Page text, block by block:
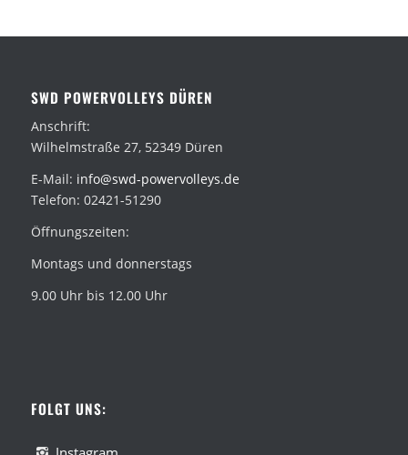
SWD POWERVOLLEYS DÜREN
Anschrift:
Wilhelmstraße 27, 52349 Düren
E-Mail: info@swd-powervolleys.de
Telefon: 02421-51290
Öffnungszeiten:
Montags und donnerstags
9.00 Uhr bis 12.00 Uhr
FOLGT UNS: